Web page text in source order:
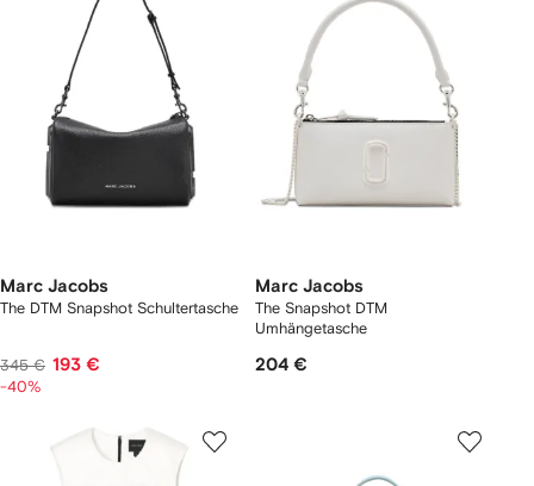
Marc Jacobs
The DTM Snapshot Schultertasche
345 € 193 €
-40%
Marc Jacobs
The Snapshot DTM
Umhängetasche
204 €